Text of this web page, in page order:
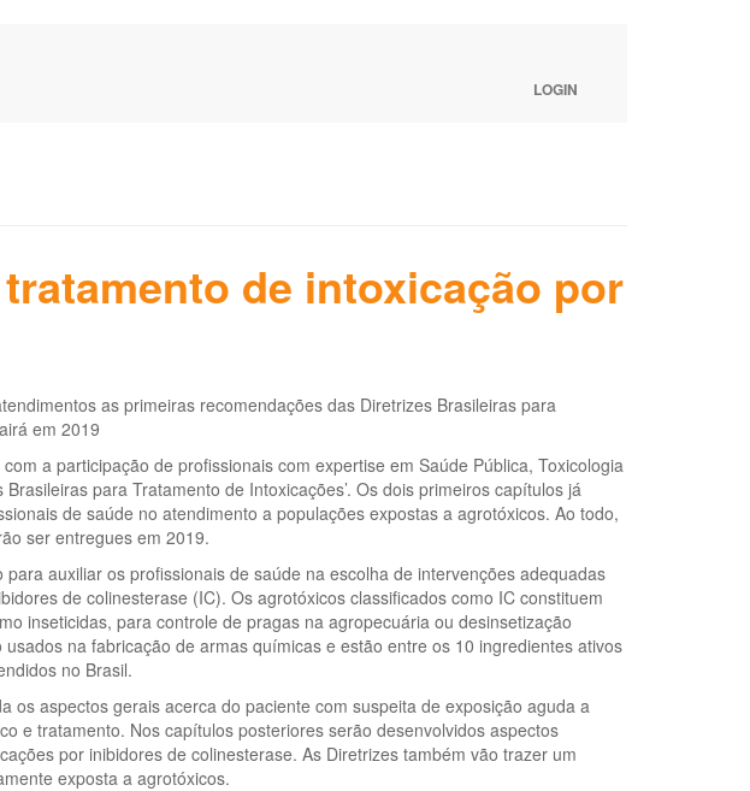
LOGIN
de intoxicação por
as primeiras recomendações das Diretrizes Brasileiras para
em 2019
a participação de profissionais com expertise em Saúde Pública, Toxicologia
para Tratamento de Intoxicações’. Os dois primeiros capítulos já
de saúde no atendimento a populações expostas a agrotóxicos. Ao todo,
ser entregues em 2019.
auxiliar os profissionais de saúde na escolha de intervenções adequadas
de colinesterase (IC). Os agrotóxicos classificados como IC constituem
inseticidas, para controle de pragas na agropecuária ou desinsetização
na fabricação de armas químicas e estão entre os 10 ingredientes ativos
no Brasil.
os aspectos gerais acerca do paciente com suspeita de exposição aguda a
e tratamento. Nos capítulos posteriores serão desenvolvidos aspectos
por inibidores de colinesterase. As Diretrizes também vão trazer um
exposta a agrotóxicos.